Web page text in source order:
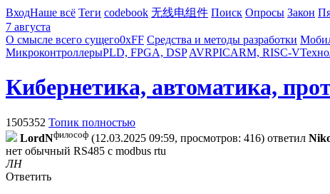
ВходНаше всё Теги codebook 无线电组件 Поиск Опросы Закон
7 августа
О смысле всего сущего0xFF Средства и методы разработки
МикроконтроллерыPLD, FPGA, DSP AVRPICARM, RISC-V
Кибернетика, автоматика,
1505352 Топик полностью
LordNфилософ (12.03.2025 09:59, просмотров: 416) ответил
нет обычный RS485 с modbus rtu
ЛН
Ответить